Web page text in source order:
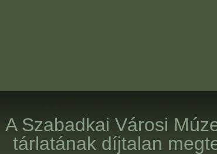
A Szabadkai Városi
tárlatának díjtalan